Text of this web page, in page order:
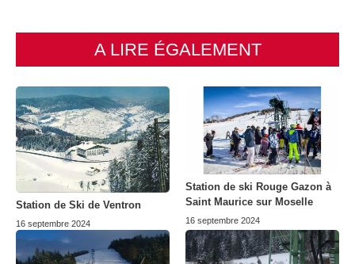
A LIRE ÉGALEMENT
Station de Ski de Ventron
16 septembre 2024
Station de ski Rouge Gazon à
Saint Maurice sur Moselle
16 septembre 2024